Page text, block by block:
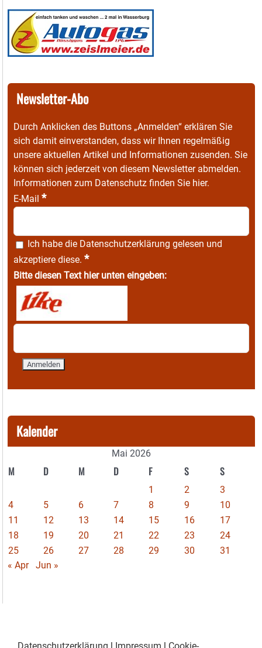
Newsletter-Abo
Durch Anklicken des Buttons „Anmelden“ erklären Sie
sich damit einverstanden, dass wir Ihnen regelmäßig
unsere aktuellen Artikel und Informationen zusenden. Sie
können sich jederzeit von diesem Newsletter abmelden.
Informationen zum Datenschutz finden Sie hier.
E-Mail *
Ich habe die Datenschutzerklärung gelesen und
akzeptiere diese. *
Bitte diesen Text hier unten eingeben:
Kalender
Mai 2026
M D M D F S S
1 2
3
4
5 6 7 8 9
10
11
12 13 14 15 16
17
18
19 20 21 22 23
24
25
26 27 28 29 30
31
« Apr
Jun »